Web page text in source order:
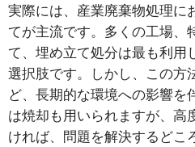
実際には、産業廃棄物処理に
てが主流です。多くの工場、
て、埋め立て処分は最も利用
選択肢です。しかし、この方
ど、長期的な環境への影響を
は焼却も用いられますが、高
ければ、問題を解決するどこ